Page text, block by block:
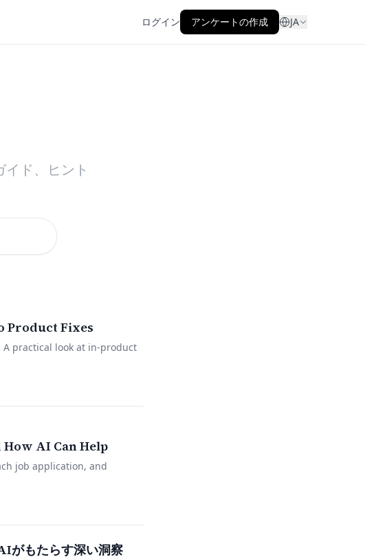
ログイン アンケートの作成 JA
ド、ヒント
Product Fixes
A practical look at in-product
AI Can Help
job application, and
がもたらす深い洞察